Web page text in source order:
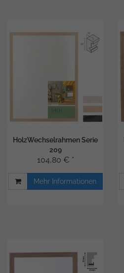
HolzWechselrahmen Serie
209
104,80 € *
Mehr Informationen